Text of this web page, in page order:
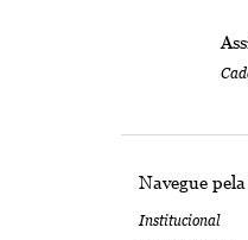
Navegue
Institucional